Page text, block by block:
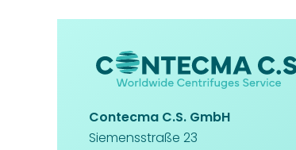
Contecma C.S. GmbH
Siemensstraße 23